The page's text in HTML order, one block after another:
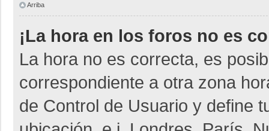
Arriba
¡La hora en los foros no es
La hora no es correcta, es
correspondiente a otra zona
de Control de Usuario y define